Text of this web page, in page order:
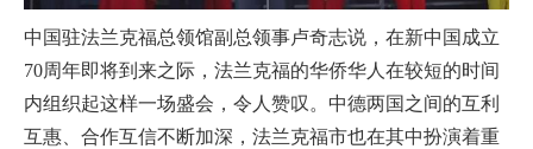
中国驻法兰克福总领馆副总领事卢奇志说，在新中国成立
70周年即将到来之际，法兰克福的华侨华人在较短的时间
内组织起这样一场盛会，令人赞叹。中德两国之间的互利
互惠、合作互信不断加深，法兰克福市也在其中扮演着重